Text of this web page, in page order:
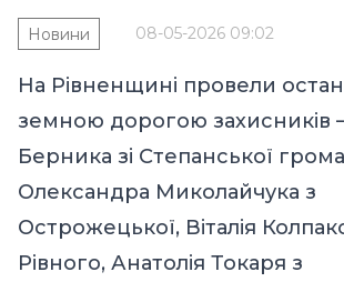
08-05-2026 09:02
Новини
На Рівненщині провели
земною дорогою захисників
Берника зі Степанської
Олександра Миколайчука з
Острожецької, Віталія
Рівного, Анатолія Токаря з